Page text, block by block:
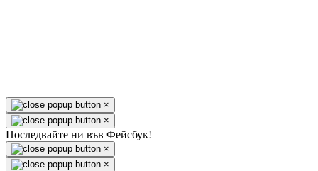
×
×
Последвайте ни във Фейсбук!
×
×